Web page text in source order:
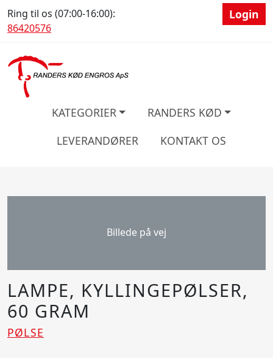
Ring til os (07:00-16:00):
86420576
Login
KATEGORIER
RANDERS KØD
LEVERANDØRER
KONTAKT OS
Billede på vej
LAMPE, KYLLINGEPØLSER,
60 GRAM
PØLSE